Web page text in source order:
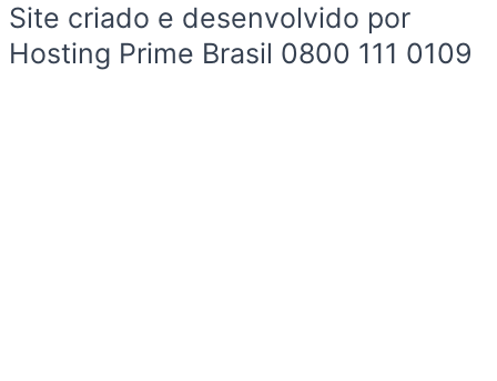
Site criado e desenvolvido por
Hosting Prime Brasil 0800 111 0109